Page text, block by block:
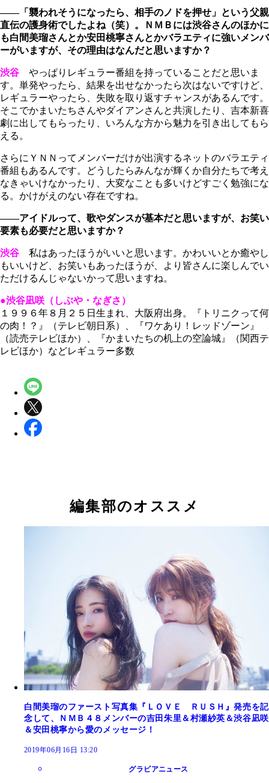
――「襲われそうになったら、相手のノドを押せ」という父親
直伝の護身術でしたよね（笑）。ＮＭＢには渋谷さんのほかに
も白間美瑠さんとか安田桃寧さんとかバラエティに強いメンバ
ーがいますが、その理由はなんだと思いますか？
渋谷 やっぱりレギュラー番組を持っていることだと思いま
す。単発やったら、結果を出せなかったら次はないですけど、
レギュラーやったら、失敗を取り返すチャンスがあるんです。
そこでかまいたちさんやダイアンさんと共演したり、吉本新喜
劇に出してもらったり、いろんな方から魅力を引き出してもら
える。
さらにＹＮＮってメンバーだけが出演するネットのバラエティ
番組もあるんです。どうしたらみんなが輝くか自分たちで考え
なきゃいけなかったり、大変なことも多いけどすごく勉強にな
る。かけがえのない存在ですね。
――アイドルって、歌やダンスが基本だと思いますが、お笑い
要素も必要だと思いますか？
渋谷 私はあったほうがいいと思います。かわいいとか癒やし
もいいけど、お笑いもあったほうが、より皆さんに楽しんでい
ただけるんじゃないかって思いますね。
●渋谷凪咲（しぶや・なぎさ）
１９９６年８月２５日生まれ、大阪府出身。『トリニクって何
の肉！？』（テレビ朝日系）、『ワケあり！レッドゾーン』
（読売テレビほか）、『かまいたちの机上の空論城』（関西テ
レビほか）などレギュラー多数
編集部のオススメ
白間美瑠のファースト写真集『ＬＯＶＥ ＲＵＳＨ』発売を記
念して、ＮＭＢ４８メンバーの吉田朱里＆村瀬紗英＆渋谷凪咲
＆安田桃寧から愛のメッセージ！
2019年06月16日 13:20
グラビアニュース